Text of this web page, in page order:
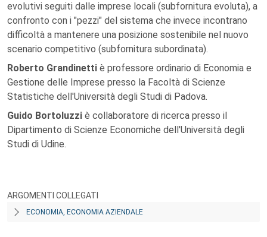
evolutivi seguiti dalle imprese locali (subfornitura evoluta), a
confronto con i "pezzi" del sistema che invece incontrano
difficoltà a mantenere una posizione sostenibile nel nuovo
scenario competitivo (subfornitura subordinata).
Roberto Grandinetti è professore ordinario di Economia e
Gestione delle Imprese presso la Facoltà di Scienze
Statistiche dell'Università degli Studi di Padova.
Guido Bortoluzzi è collaboratore di ricerca presso il
Dipartimento di Scienze Economiche dell'Università degli
Studi di Udine.
ARGOMENTI COLLEGATI
ECONOMIA, ECONOMIA AZIENDALE